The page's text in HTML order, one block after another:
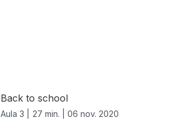
Back to school
Aula 3 | 27 min. | 06 nov. 2020